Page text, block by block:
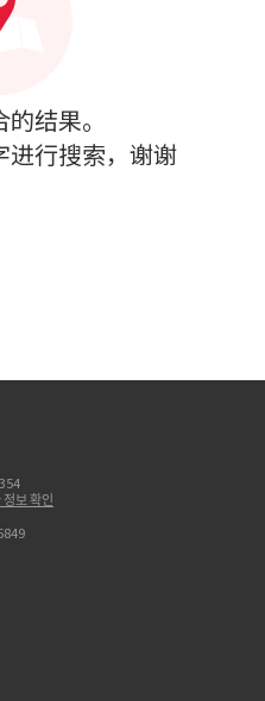
结果。
进行搜索，谢谢
보 확인